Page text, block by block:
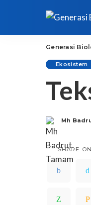
Generasi
Ekosistem
Posted
Mh
SHARE ON